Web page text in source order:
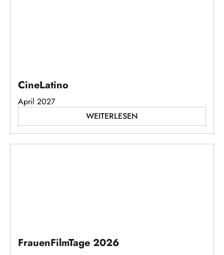
CineLatino
April 2027
WEITERLESEN
FrauenFilmTage 2026